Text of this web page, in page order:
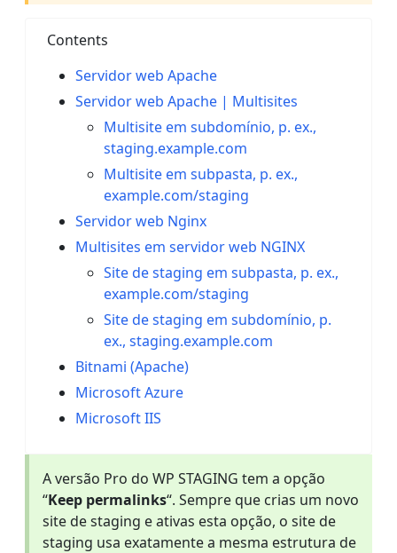
Contents
Servidor web Apache
Servidor web Apache | Multisites
Multisite em subdomínio, p. ex.,
staging.example.com
Multisite em subpasta, p. ex.,
example.com/staging
Servidor web Nginx
Multisites em servidor web NGINX
Site de staging em subpasta, p. ex.,
example.com/staging
Site de staging em subdomínio, p.
ex., staging.example.com
Bitnami (Apache)
Microsoft Azure
Microsoft IIS
A versão Pro do WP STAGING tem a opção
“Keep permalinks“. Sempre que crias um novo
site de staging e ativas esta opção, o site de
staging usa exatamente a mesma estrutura de